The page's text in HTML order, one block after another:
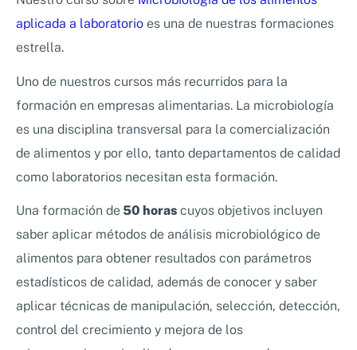
aplicada a laboratorio es una de nuestras formaciones
estrella.
Uno de nuestros cursos más recurridos para la
formación en empresas alimentarias. La microbiología
es una disciplina transversal para la comercialización
de alimentos y por ello, tanto departamentos de calidad
como laboratorios necesitan esta formación.
Una formación de 50 horas cuyos objetivos incluyen
saber aplicar métodos de análisis microbiológico de
alimentos para obtener resultados con parámetros
estadísticos de calidad, además de conocer y saber
aplicar técnicas de manipulación, selección, detección,
control del crecimiento y mejora de los